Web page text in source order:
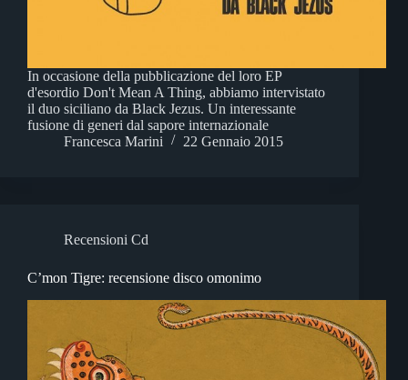
In occasione della pubblicazione del loro EP
d'esordio Don't Mean A Thing, abbiamo intervistato
il duo siciliano da Black Jezus. Un interessante
fusione di generi dal sapore internazionale
Francesca Marini
22 Gennaio 2015
Recensioni Cd
C’mon Tigre: recensione disco omonimo